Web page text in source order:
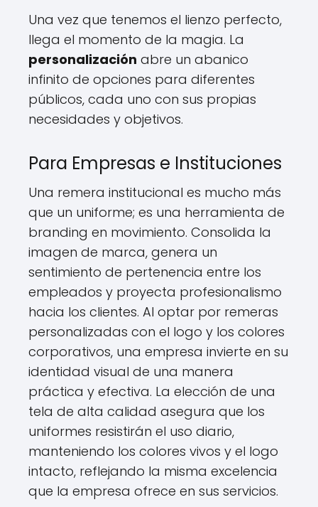
Una vez que tenemos el lienzo perfecto,
llega el momento de la magia. La
personalización abre un abanico
infinito de opciones para diferentes
públicos, cada uno con sus propias
necesidades y objetivos.
Para Empresas e Instituciones
Una remera institucional es mucho más
que un uniforme; es una herramienta de
branding en movimiento. Consolida la
imagen de marca, genera un
sentimiento de pertenencia entre los
empleados y proyecta profesionalismo
hacia los clientes. Al optar por remeras
personalizadas con el logo y los colores
corporativos, una empresa invierte en su
identidad visual de una manera
práctica y efectiva. La elección de una
tela de alta calidad asegura que los
uniformes resistirán el uso diario,
manteniendo los colores vivos y el logo
intacto, reflejando la misma excelencia
que la empresa ofrece en sus servicios.